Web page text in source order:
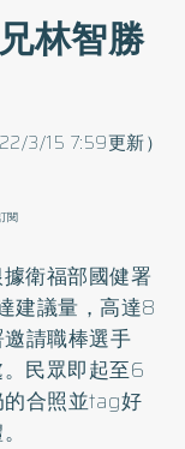
林智勝
3/15 7:59更新）
閱
衛福部國健署
建議量，高達8
請職棒選手
。民眾即起至6
合照並tag好